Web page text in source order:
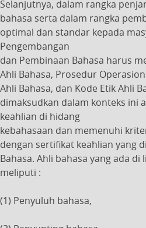
Selanjutnya, dalam rangka
bahasa serta dalam rangka
optimal dan standar kepada
Pengembangan
dan Pembinaan Bahasa harus
Ahli Bahasa, Prosedur
Ahli Bahasa, dan Kode Etik Ahli
dimaksudkan dalam konteks ini
keahlian di hidang
kebahasaan dan memenuhi
dengan sertifikat keahlian yang
Bahasa. Ahli bahasa yang ada di
meliputi :
(1) Penyuluh bahasa,